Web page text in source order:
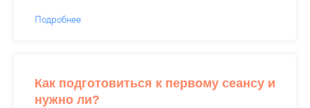
Подробнее
Как подготовиться к первому сеансу и
нужно ли?